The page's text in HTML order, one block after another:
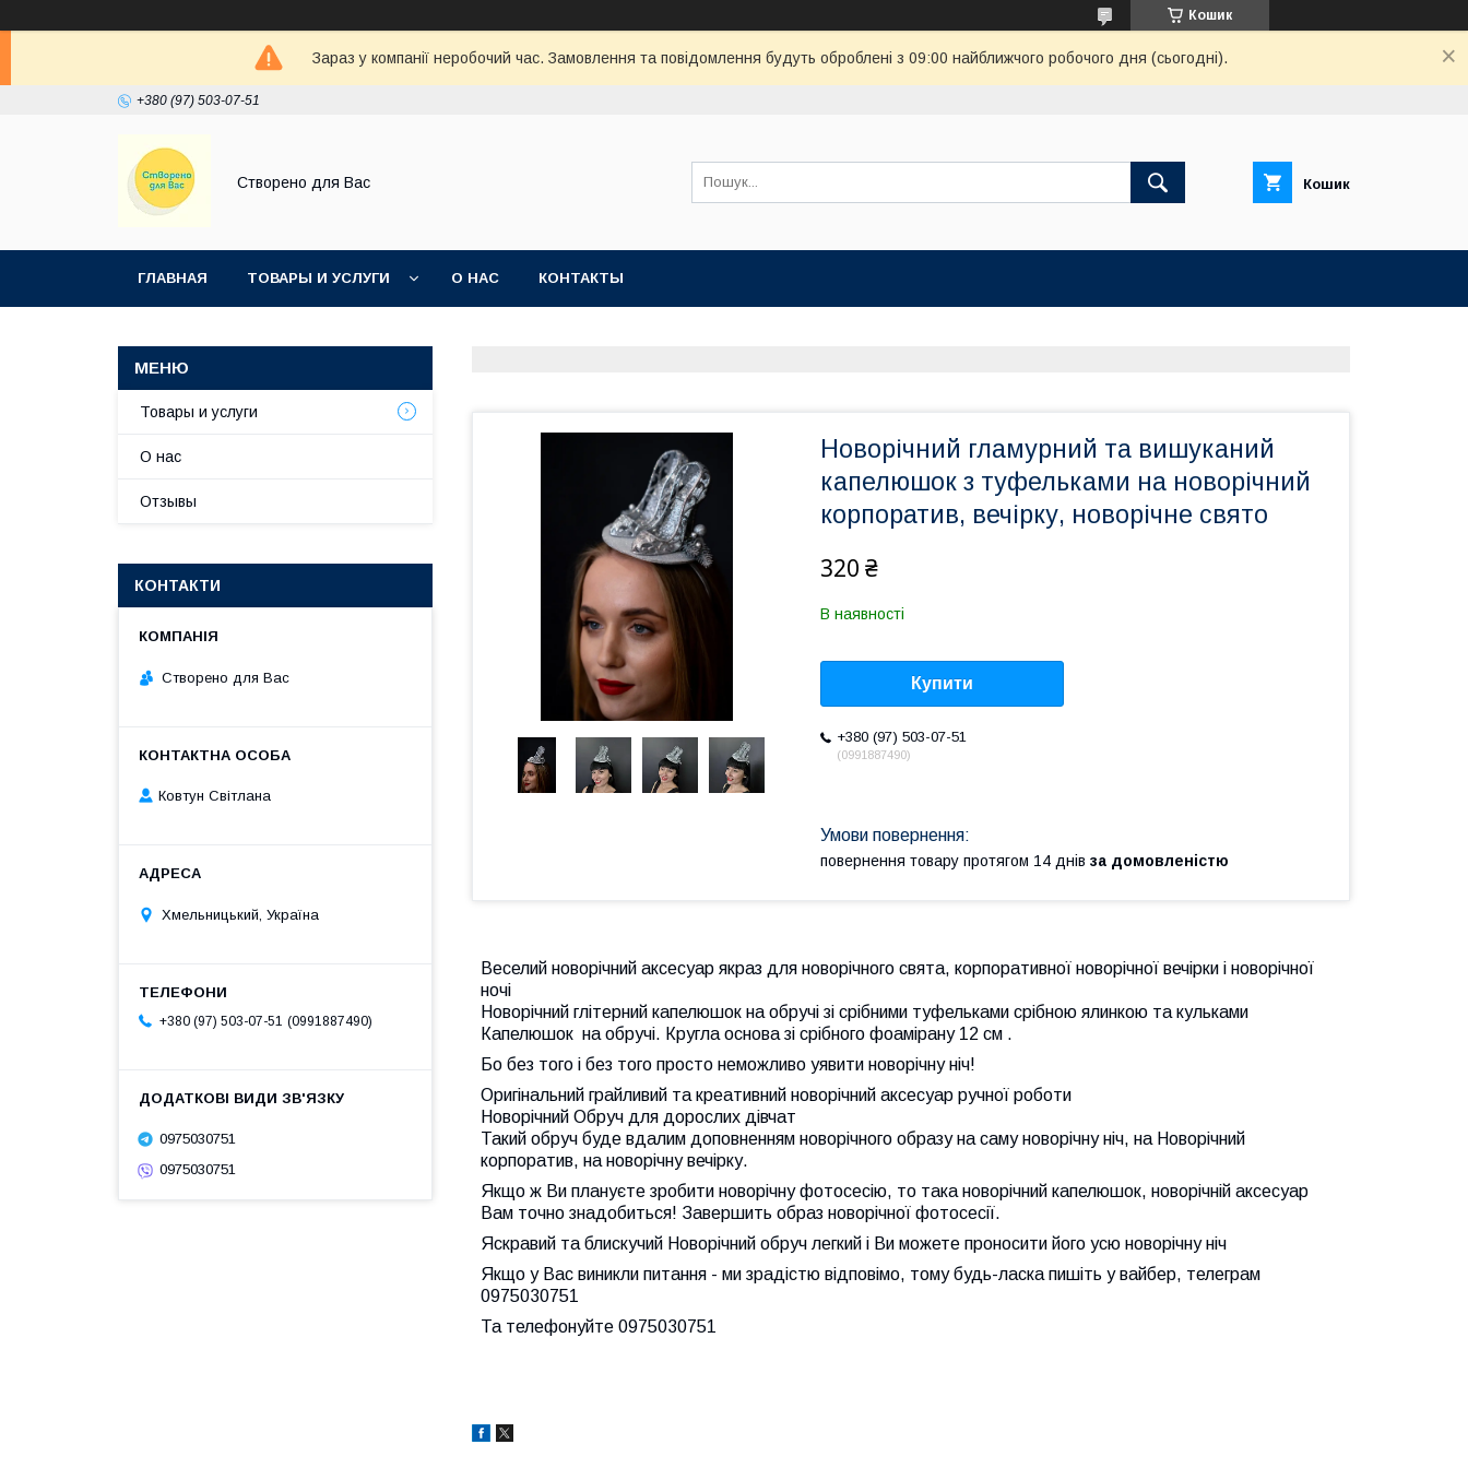
Кошик
Зараз у компанії неробочий час. Замовлення та повідомлення будуть оброблені з 09:00 найближчого робочого дня (сьогодні).
+380 (97) 503-07-51
Створено для Вас Кошик
ГЛАВНАЯ ТОВАРЫ И УСЛУГИ О НАС КОНТАКТЫ
Новорічний гламурний та вишуканий
капелюшок з туфельками на новорічний
корпоратив, вечірку, новорічне свято
320 ₴
В наявності
Купити
+380 (97) 503-07-51
0991887490
повернення товару протягом 14 днів за домовленістю
Веселий новорічний аксесуар якраз для новорічного свята, корпоративної новорічної вечірки і новорічної
ночі
Новорічний глітерний капелюшок на обручі зі срібними туфельками срібною ялинкою та кульками
Капелюшок на обручі. Кругла основа зі срібного фоамірану 12 см .
Бо без того і без того просто неможливо уявити новорічну ніч!
Оригінальний грайливий та креативний новорічний аксесуар ручної роботи
Новорічний Обруч для дорослих дівчат
Такий обруч буде вдалим доповненням новорічного образу на саму новорічну ніч, на Новорічний
корпоратив, на новорічну вечірку.
Якщо ж Ви плануєте зробити новорічну фотосесію, то така новорічний капелюшок, новорічній аксесуар
Вам точно знадобиться! Завершить образ новорічної фотосесії.
Яскравий та блискучий Новорічний обруч легкий і Ви можете проносити його усю новорічну ніч
Якщо у Вас виникли питання - ми зрадістю відповімо, тому будь-ласка пишіть у вайбер, телеграм
0975030751
Та телефонуйте 0975030751
Товары и услуги
О нас
Отзывы
КОНТАКТИ
Створено для Вас
Ковтун Світлана
Хмельницький, Україна
+380 (97) 503-07-51 0991887490
0975030751
0975030751